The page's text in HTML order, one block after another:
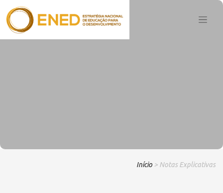
Início > Notas Explicativas